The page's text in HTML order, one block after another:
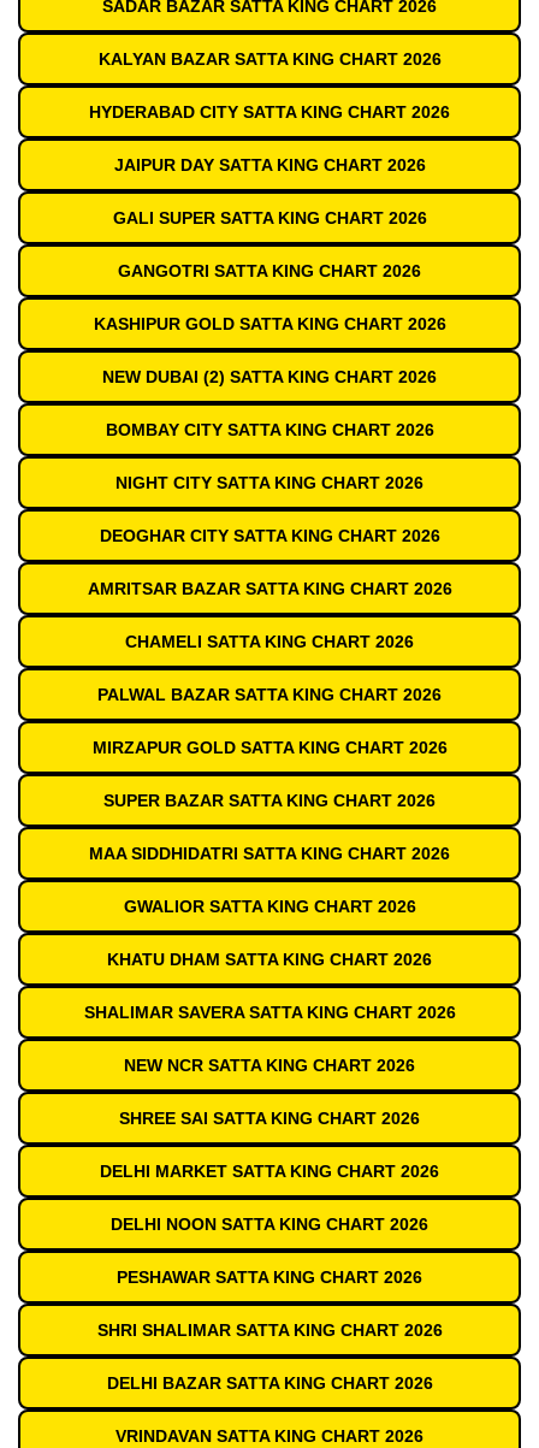
SADAR BAZAR SATTA KING CHART 2026
KALYAN BAZAR SATTA KING CHART 2026
HYDERABAD CITY SATTA KING CHART 2026
JAIPUR DAY SATTA KING CHART 2026
GALI SUPER SATTA KING CHART 2026
GANGOTRI SATTA KING CHART 2026
KASHIPUR GOLD SATTA KING CHART 2026
NEW DUBAI (2) SATTA KING CHART 2026
BOMBAY CITY SATTA KING CHART 2026
NIGHT CITY SATTA KING CHART 2026
DEOGHAR CITY SATTA KING CHART 2026
AMRITSAR BAZAR SATTA KING CHART 2026
CHAMELI SATTA KING CHART 2026
PALWAL BAZAR SATTA KING CHART 2026
MIRZAPUR GOLD SATTA KING CHART 2026
SUPER BAZAR SATTA KING CHART 2026
MAA SIDDHIDATRI SATTA KING CHART 2026
GWALIOR SATTA KING CHART 2026
KHATU DHAM SATTA KING CHART 2026
SHALIMAR SAVERA SATTA KING CHART 2026
NEW NCR SATTA KING CHART 2026
SHREE SAI SATTA KING CHART 2026
DELHI MARKET SATTA KING CHART 2026
DELHI NOON SATTA KING CHART 2026
PESHAWAR SATTA KING CHART 2026
SHRI SHALIMAR SATTA KING CHART 2026
DELHI BAZAR SATTA KING CHART 2026
VRINDAVAN SATTA KING CHART 2026